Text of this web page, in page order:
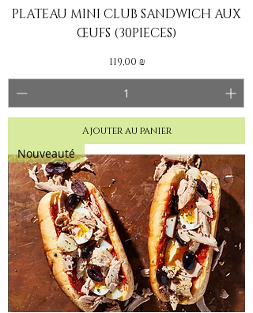
PLATEAU MINI CLUB SANDWICH AUX
ŒUFS (30PIECES)
Prix
119,00 ₪
Ajouter au panier
Nouveauté